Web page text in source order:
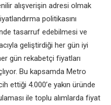
alışverişin adresi olmak
politikasını
tasarruf edebilmesi ve
geliştirdiği her gün iyi
gün rekabetçi fiyatları
Bu kapsamda Metro
ettiği 4.000’e yakın üründe
ile toplu alımlarda fiyat